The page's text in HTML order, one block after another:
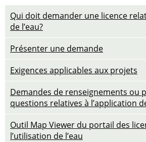
Qui doit demander une licence
de l’eau?
Présenter une demande
Exigences applicables aux projets
Demandes de renseignements ou
questions relatives à l’application
Outil Map Viewer du portail des
l’utilisation de l’eau